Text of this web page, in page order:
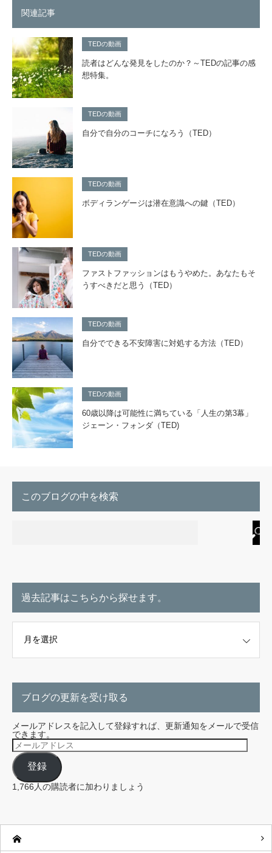
関連記事
TEDの動画
読者はどんな発見をしたのか？～TEDの記事の感
想特集。
TEDの動画
自分で自分のコーチになろう（TED）
TEDの動画
ボディランゲージは潜在意識への鍵（TED）
TEDの動画
ファストファッションはもうやめた。あなたもそ
うすべきだと思う（TED）
TEDの動画
自分でできる不安障害に対処する方法（TED）
TEDの動画
60歳以降は可能性に満ちている「人生の第3幕」
ジェーン・フォンダ（TED)
このブログの中を検索
過去記事はこちらから探せます。
ブログの更新を受け取る
メールアドレスを記入して登録すれば、更新通知をメールで受信
できます。
メ
ー
ル
ア
ド
レ
ス
登録
1,766人の購読者に加わりましょう